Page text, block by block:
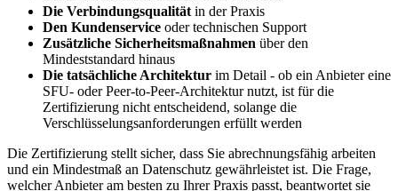
Die Verbindungsqualität in der Praxis
Den Kundenservice oder technischen Support
Zusätzliche Sicherheitsmaßnahmen über den
Mindeststandard hinaus
Die tatsächliche Architektur im Detail - ob ein Anbieter eine
SFU- oder Peer-to-Peer-Architektur nutzt, ist für die
Zertifizierung nicht entscheidend, solange die
Verschlüsselungsanforderungen erfüllt werden
Die Zertifizierung stellt sicher, dass Sie abrechnungsfähig arbeiten
und ein Mindestmaß an Datenschutz gewährleistet ist. Die Frage,
welcher Anbieter am besten zu Ihrer Praxis passt, beantwortet sie